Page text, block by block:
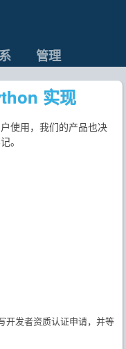
管理
实现
使用，我们的产品也决
。
开发者资质认证申请，并等